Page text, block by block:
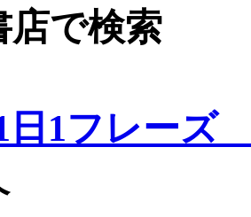
店で検索
日1フレー